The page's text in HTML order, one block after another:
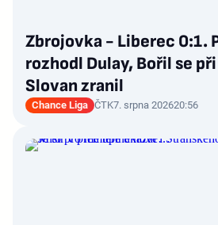
Zbrojovka - Liberec 0:1.
rozhodl Dulay, Bořil se
Slovan zranil
Chance Liga ČTK7. srpna 202620:56